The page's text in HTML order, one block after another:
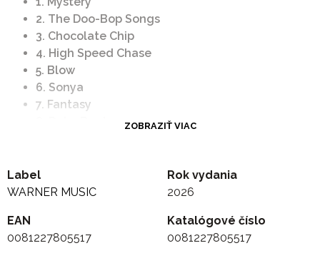
2. The Doo-Bop Songs
3. Chocolate Chip
4. High Speed Chase
5. Blow
6. Sonya
7. Fantasy
ZOBRAZIŤ VIAC
Label
WARNER MUSIC
Rok vydania
2026
EAN
0081227805517
Katalógové číslo
0081227805517